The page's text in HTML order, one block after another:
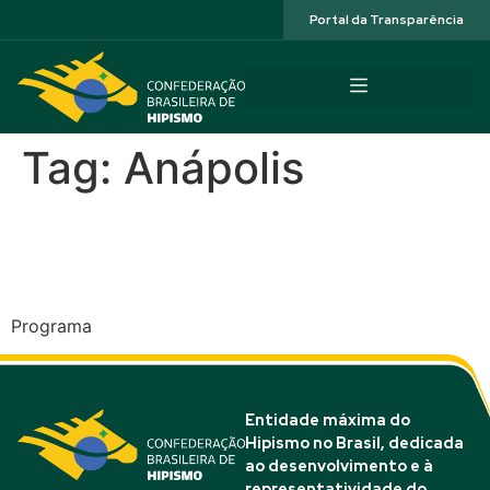
Portal da Transparência
Tag: Anápolis
Programa
Entidade máxima do
Hipismo no Brasil, dedicada
ao desenvolvimento e à